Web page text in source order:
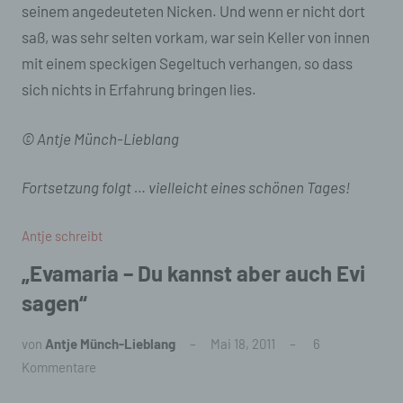
seinem angedeuteten Nicken. Und wenn er nicht dort
saß, was sehr selten vorkam, war sein Keller von innen
mit einem speckigen Segeltuch verhangen, so dass
sich nichts in Erfahrung bringen lies.
© Antje Münch-Lieblang
Fortsetzung folgt … vielleicht eines schönen Tages!
Antje schreibt
„Evamaria – Du kannst aber auch Evi
sagen“
von Antje Münch-Lieblang Mai 18, 2011
6
Kommentare
der sie betreffenden personenbezogenen Daten
Name und Anschrift des für die Verarbeitung
Grundverordnung, sonstiger in den Mitgliedstaaten
mit datenschutzrechtlichem Charakter ist die:
Antje Münch-Lieblang
Herrenstraße 17
58119 Hagen
Deutschland